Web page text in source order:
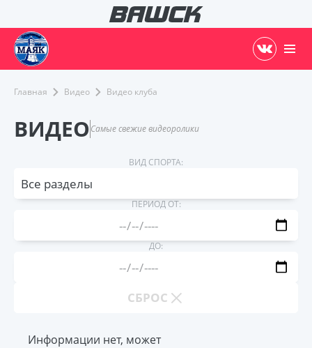
Главная Видео Видео клуба
ВИДЕОСамые свежие видеоролики
ВИД СПОРТА:
Все разделы
ПЕРИОД ОТ:
ДО:
СБРОС
Информации нет, может